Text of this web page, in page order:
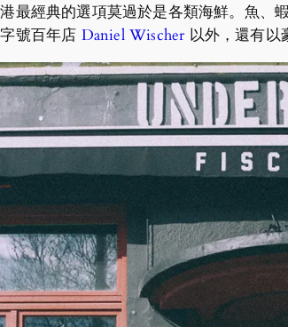
最經典的選項莫過於是各類海鮮。魚
號百年店 Daniel Wischer 以外，還有以